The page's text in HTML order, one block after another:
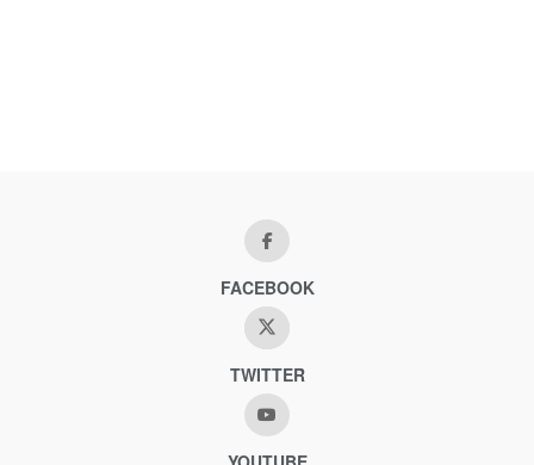
FACEBOOK
TWITTER